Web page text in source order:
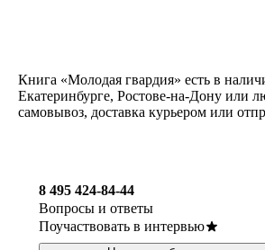
Книга «Молодая гвардия» есть в
Екатеринбурге, Ростове-на-Дону или
самовывоз, доставка курьером или
8 495 424-84-44
Вопросы и ответы
Поучаствовать в интервью